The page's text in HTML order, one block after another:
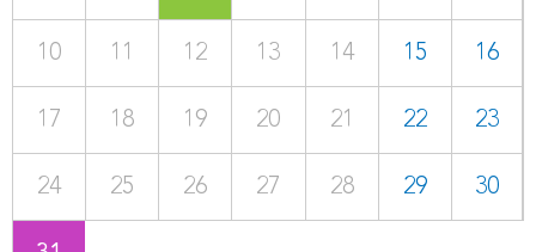
10 11 12 13 14 15 16
17 18 19 20 21 22 23
24 25 26 27 28 29 30